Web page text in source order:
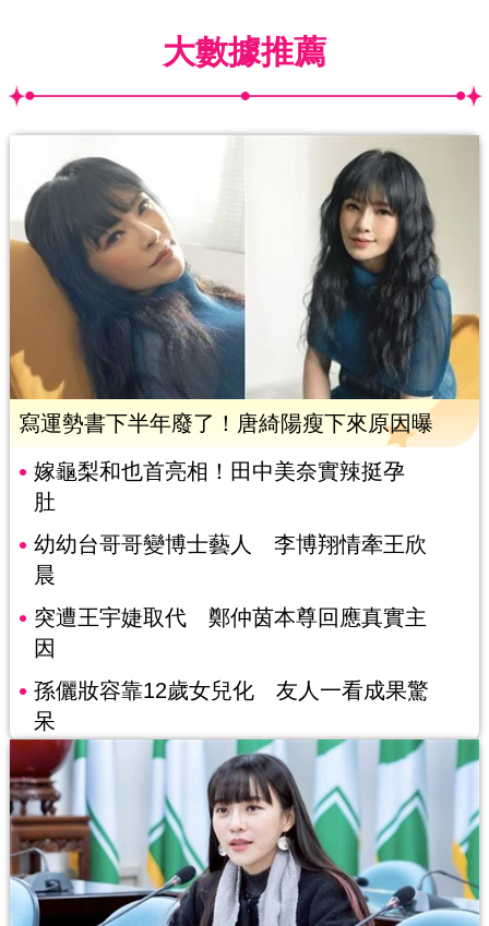
大數據推薦
寫運勢書下半年廢了！唐綺陽瘦下來原因曝
嫁龜梨和也首亮相！田中美奈實辣挺孕
肚
幼幼台哥哥變博士藝人 李博翔情牽王欣
晨
突遭王宇婕取代 鄭仲茵本尊回應真實主
因
孫儷妝容靠12歲女兒化 友人一看成果驚
呆